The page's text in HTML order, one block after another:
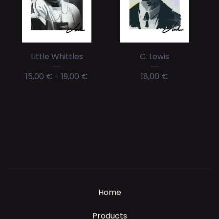
Little Whittles
15,00 € - 19,00 €
C. Lewis
18,00 €
Home
Products